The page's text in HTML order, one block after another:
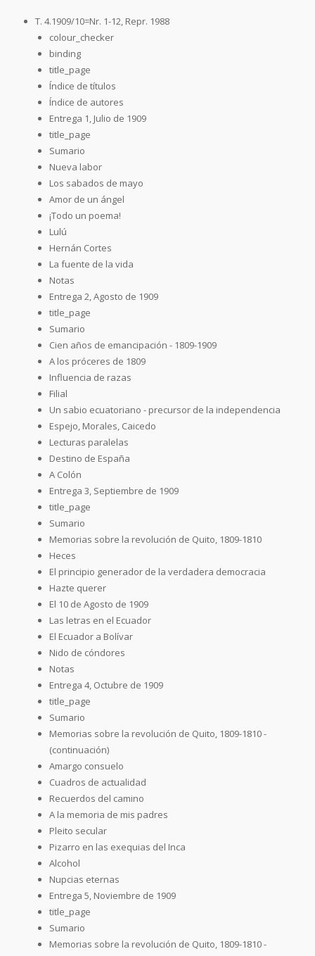
T. 4.1909/10=Nr. 1-12, Repr. 1988
colour_checker
binding
title_page
Índice de títulos
Índice de autores
Entrega 1, Julio de 1909
title_page
Sumario
Nueva labor
Los sabados de mayo
Amor de un ángel
¡Todo un poema!
Lulú
Hernán Cortes
La fuente de la vida
Notas
Entrega 2, Agosto de 1909
title_page
Sumario
Cien años de emancipación - 1809-1909
A los próceres de 1809
Influencia de razas
Filial
Un sabio ecuatoriano - precursor de la independencia
Espejo, Morales, Caicedo
Lecturas paralelas
Destino de España
A Colón
Entrega 3, Septiembre de 1909
title_page
Sumario
Memorias sobre la revolución de Quito, 1809-1810
Heces
El principio generador de la verdadera democracia
Hazte querer
El 10 de Agosto de 1909
Las letras en el Ecuador
El Ecuador a Bolívar
Nido de cóndores
Notas
Entrega 4, Octubre de 1909
title_page
Sumario
Memorias sobre la revolución de Quito, 1809-1810 -
(continuación)
Amargo consuelo
Cuadros de actualidad
Recuerdos del camino
A la memoria de mis padres
Pleito secular
Pizarro en las exequias del Inca
Alcohol
Nupcias eternas
Entrega 5, Noviembre de 1909
title_page
Sumario
Memorias sobre la revolución de Quito, 1809-1810 -